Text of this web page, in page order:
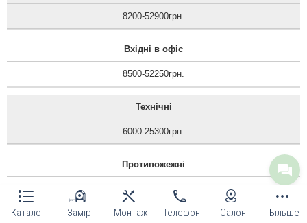
Каталог Замір Монтаж Телефон Салон Більше
8200-52900грн.
Вхідні в офіс
8500-52250грн.
Технічні
6000-25300грн.
Протипожежні
12100-14400грн.